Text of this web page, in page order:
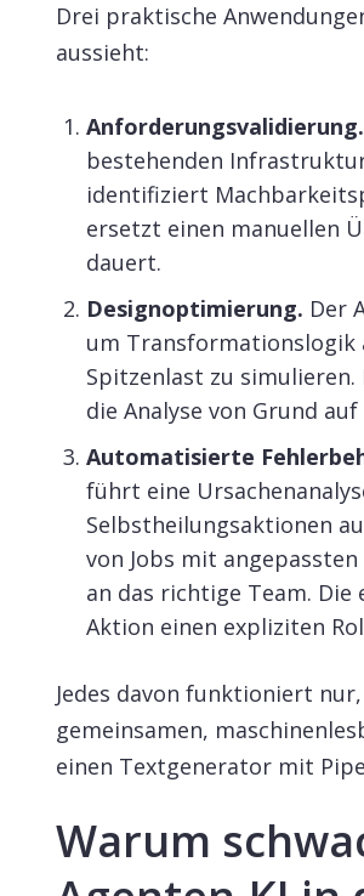
Drei praktische
aussieht:
Anforderungsvalidierung.
bestehenden
identifiziert
ersetzt einen manuellen
dauert.
Designoptimierung. Der
um Transformationslogik
Spitzenlast zu
die Analyse von Grund
Automatisierte
führt eine
Selbstheilungsaktionen
von Jobs mit
an das richtige Team. Die
Aktion einen expliziten
Jedes davon funktioniert
gemeinsamen,
einen Textgenerator mit
Warum